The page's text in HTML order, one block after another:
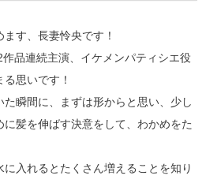
す、長妻怜央です！
作品連続主演、イケメンパティシエ役
思いです！
た瞬間に、まずは形からと思い、少し
髪を伸ばす決意をして、わかめをた
入れるとたくさん増えることを知り